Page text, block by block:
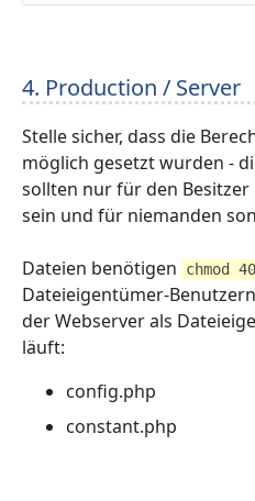
4. Production / Server
Stelle sicher, dass die
möglich gesetzt wurden -
sollten nur für den
sein und für niemanden
Dateien benötigen chmod
Dateieigentümer-
der Webserver als
läuft:
config.php
constant.php